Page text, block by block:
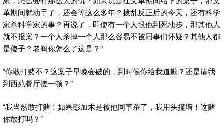
革期间就动手了，还会等这么多年？拨乱反正后的今天，还有科学
家杀科学家的事？再说了，即使有一个人恨他到死地步，那其他人
就不报案？一个人杀掉一个人那么容易不被同事们怀疑？其他人都
是傻子？老阎你怎么了这是？”
“你敢打赌不？这案子早晚会破的，到时候你给我道歉？还是请我
到西苑餐厅搓一顿？”
“我当然敢打赌！如果彭加木是被他同事杀了，我用头撞墙！这赌
你敢打吗？”